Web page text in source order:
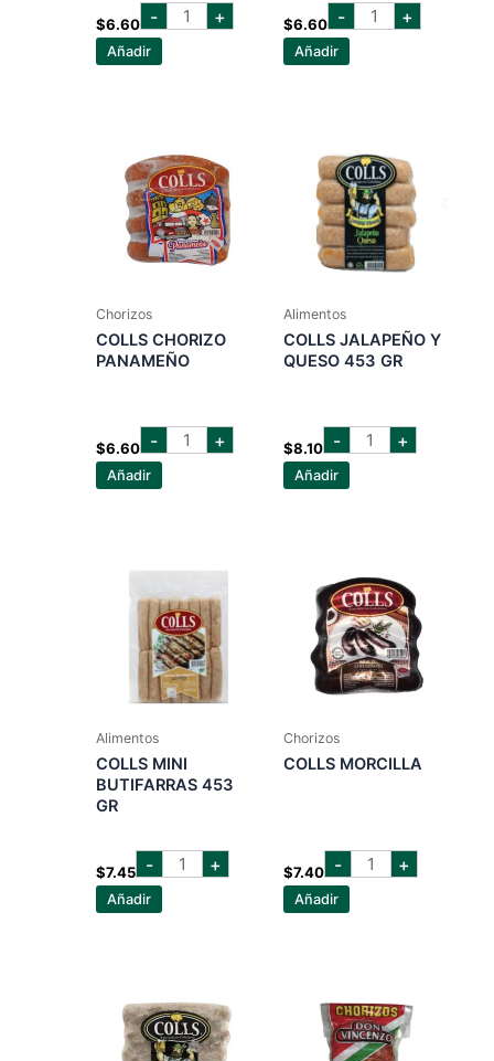
$6.60 - COLLS
CHORIZO
+
Añadir
$6.60 - COLLS
CHORIZO
+
Añadir
Chorizos
COLLS CHORIZO
PANAMEÑO
$6.60 - COLLS
CHORIZO
+
Añadir
Alimentos
COLLS JALAPEÑO Y
QUESO 453 GR
$8.10 - COLLS
JALAPEÑO
Y
453
+
Añadir
Alimentos
COLLS MINI
BUTIFARRAS 453
GR
$7.45 - COLLS
MINI
BUTIFARRAS
GR
+
Añadir
Chorizos
COLLS MORCILLA
$7.40 - COLLS
MORCILLA
+
Añadir